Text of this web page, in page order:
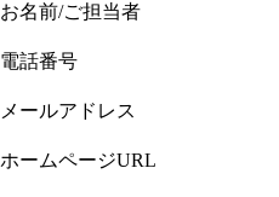
お名前/ご担当者
電話番号
メールアドレス
ホームページURL